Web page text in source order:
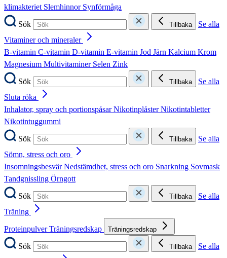
klimakteriet Slemhinnor Synförmåga
Sök
Tillbaka
Se alla
Vitaminer och mineraler
B-vitamin C-vitamin D-vitamin E-vitamin Jod Järn Kalcium Krom
Magnesium Multivitaminer Selen Zink
Sök
Tillbaka
Se alla
Sluta röka
Inhalator, spray och portionspåsarNikotinplåsterNikotintabletter
Nikotintuggummi
Sök
Tillbaka
Se alla
Sömn, stress och oro
InsomningsbesvärNedstämdhet, stress och oro Snarkning Sovmask
Tandgnissling Örngott
Sök
Tillbaka
Se alla
Träning
ProteinpulverTräningsredskap Träningsredskap
Sök Tillbaka
Se alla